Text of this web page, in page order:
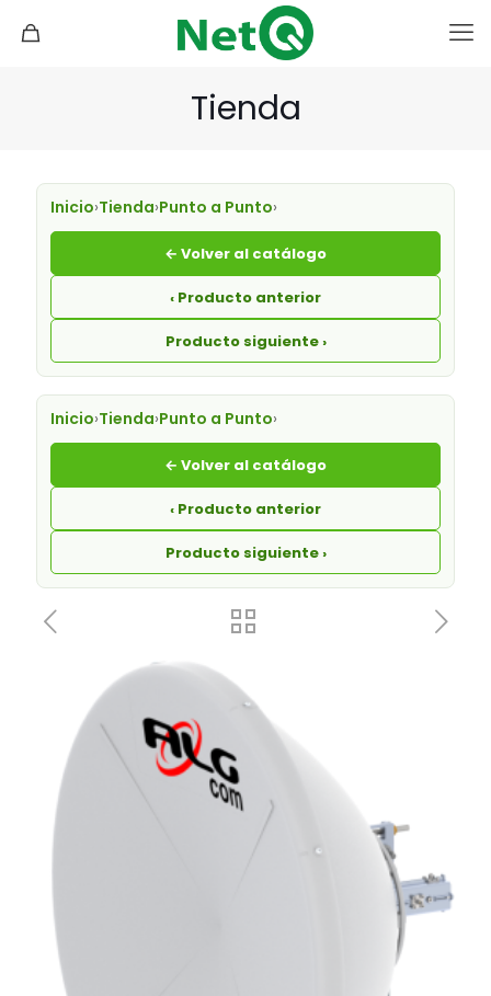
Tienda
Inicio›Tienda›Punto a Punto›
← Volver al catálogo
‹ Producto anterior
Producto siguiente ›
Inicio›Tienda›Punto a Punto›
← Volver al catálogo
‹ Producto anterior
Producto siguiente ›